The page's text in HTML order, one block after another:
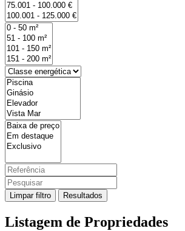
Limpar filtro Resultados
Listagem de Propriedades